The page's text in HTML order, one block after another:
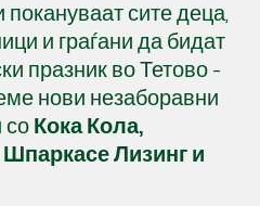
покануваат сите деца,
и граѓани да бидат
празник во Тетово –
нови незаборавни
Кока Кола,
Лизинг и